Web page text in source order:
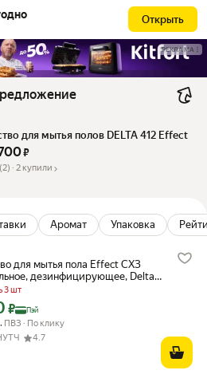
Открыть
РЕКЛАМА
для мытья полов DELTA 412 Effect
₽
(2) · 2 купили
Аромат Упаковка
для мытья пола Effect СХЗ
дезинфицирующее, Delta
3 шт
Яндекс Пэй 2700 ₽ вместо
₽ Пэй
, ПВЗ
По клику
4.7